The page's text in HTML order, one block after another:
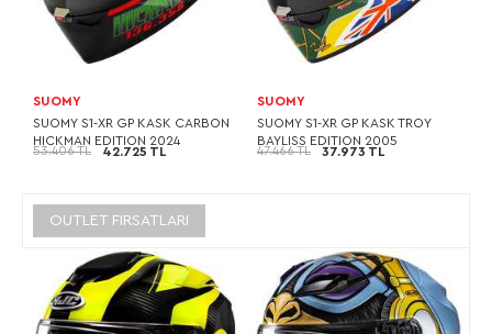
SUOMY
SUOMY S1-XR GP KASK CARBON
HICKMAN EDITION 2024
53.406 TL 42.725 TL
SUOMY
SUOMY S1-XR GP KASK TROY
BAYLISS EDITION 2005
47.466 TL 37.973 TL
OUTLET FIRSATLARI